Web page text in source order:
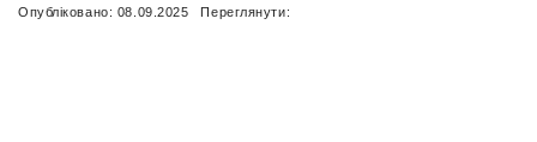
Опубліковано: 08.09.2025 Переглянути: